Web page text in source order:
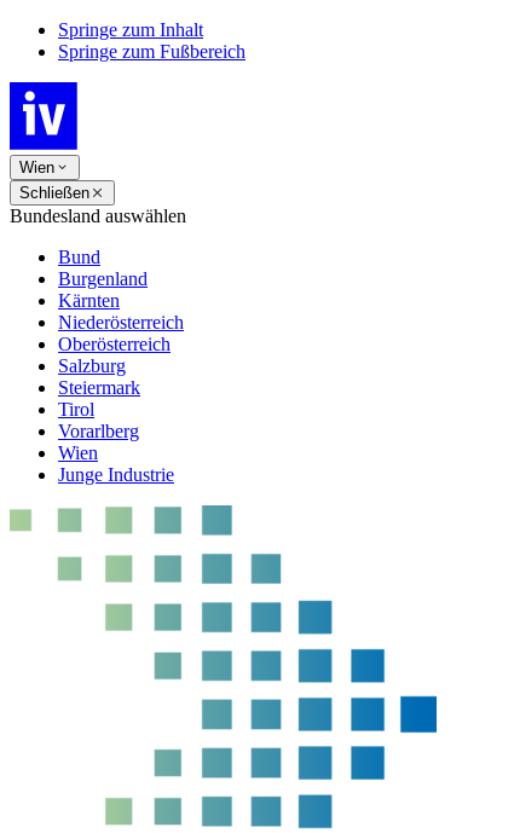
Springe zum Inhalt
Springe zum Fußbereich
Wien
Schließen
Bundesland auswählen
Bund
Burgenland
Kärnten
Niederösterreich
Oberösterreich
Salzburg
Steiermark
Tirol
Vorarlberg
Wien
Junge Industrie